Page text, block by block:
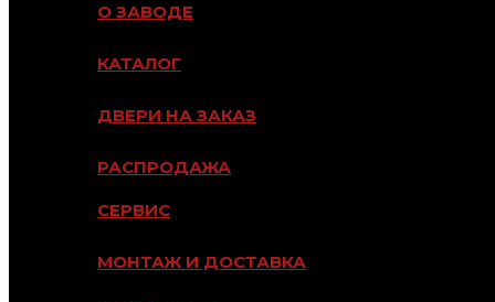
О ЗАВОДЕ
КАТАЛОГ
ДВЕРИ НА ЗАКАЗ
РАСПРОДАЖА
СЕРВИС
МОНТАЖ И ДОСТАВКА